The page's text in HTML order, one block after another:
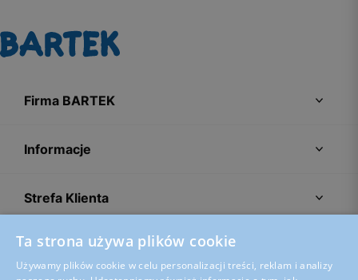
Firma BARTEK
Informacje
Strefa Klienta
Porady
Ta strona używa plików cookie
Używamy plików cookie w celu personalizacji treści, reklam i analizy